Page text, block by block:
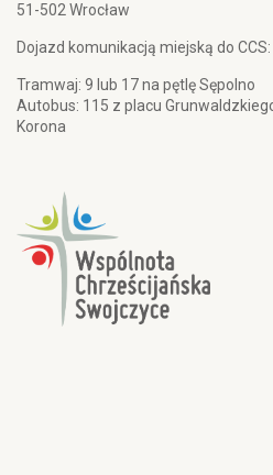
51-502 Wrocław
Dojazd komunikacją miejską do CCS:
Tramwaj: 9 lub 17 na pętlę Sępolno
Autobus: 115 z placu
Korona